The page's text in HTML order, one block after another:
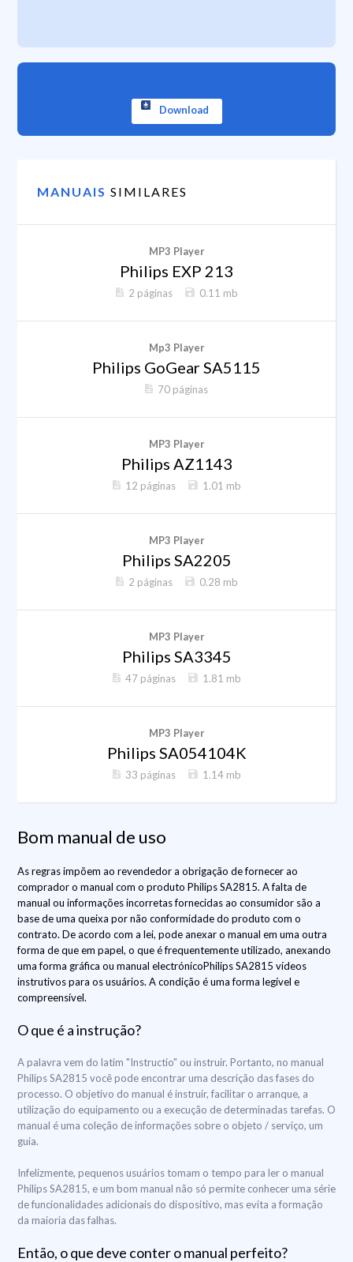
Download
MANUAIS SIMILARES
MP3 Player
Philips EXP 213
2 páginas 0.11 mb
Mp3 Player
Philips GoGear SA5115
70 páginas
MP3 Player
Philips AZ1143
12 páginas 1.01 mb
MP3 Player
Philips SA2205
2 páginas 0.28 mb
MP3 Player
Philips SA3345
47 páginas 1.81 mb
MP3 Player
Philips SA054104K
33 páginas 1.14 mb
Bom manual de uso
As regras impõem ao revendedor a obrigação de fornecer ao
comprador o manual com o produto Philips SA2815. A falta de
manual ou informações incorretas fornecidas ao consumidor são a
base de uma queixa por não conformidade do produto com o
contrato. De acordo com a lei, pode anexar o manual em uma outra
forma de que em papel, o que é frequentemente utilizado, anexando
uma forma gráfica ou manual electrónicoPhilips SA2815 vídeos
instrutivos para os usuários. A condição é uma forma legível e
compreensível.
O que é a instrução?
A palavra vem do latim "Instructio" ou instruir. Portanto, no manual
Philips SA2815 você pode encontrar uma descrição das fases do
processo. O objetivo do manual é instruir, facilitar o arranque, a
utilização do equipamento ou a execução de determinadas tarefas. O
manual é uma coleção de informações sobre o objeto / serviço, um
guia.
Infelizmente, pequenos usuários tomam o tempo para ler o manual
Philips SA2815, e um bom manual não só permite conhecer uma série
de funcionalidades adicionais do dispositivo, mas evita a formação
da maioria das falhas.
Então, o que deve conter o manual perfeito?